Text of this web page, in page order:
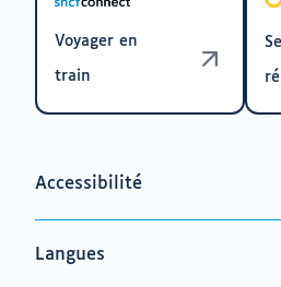
Voyager en
train
Accessibilité
Langues